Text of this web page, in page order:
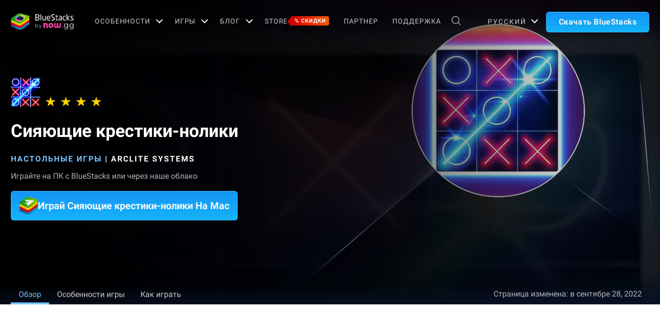
OСОБЕННОСТИ ИГРЫ БЛОГ STORE % СКИДКИ ПАРТНЕР ПОДДЕРЖКА РУССКИЙ Скачать BlueStacks
Сияющие крестики-нолики
НАСТОЛЬНЫЕ ИГРЫ | ARCLITE SYSTEMS
Играйте на ПК с BlueStacks или через наше облако
Играй Сияющие крестики-нолики На Mac
Обзор Особенности игры Как играть Страница изменена: в сентябре 28, 2022